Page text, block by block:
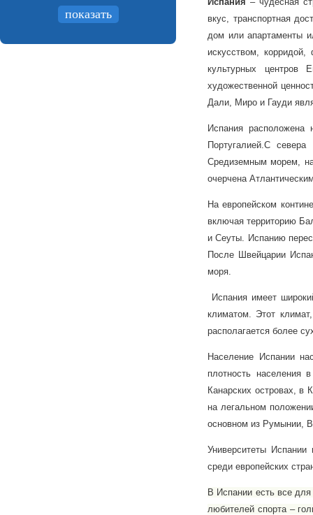
вкус, транспортная
дом или апартаменты
искусством,
культурных центров
художественной
Дали, Миро и Гауди
Испания расположена
Португалией.С севера
Средиземным морем,
очерчена
На европейском
включая территорию
и Сеуты. Испанию
После Швейцарии
моря.
Испания имеет
климатом. Этот
располагается более
Население Испании
плотность населения
Канарских островах, в
на легальном
основном из Румынии,
Университеты
среди европейских
В Испании есть все
любителей спорта –